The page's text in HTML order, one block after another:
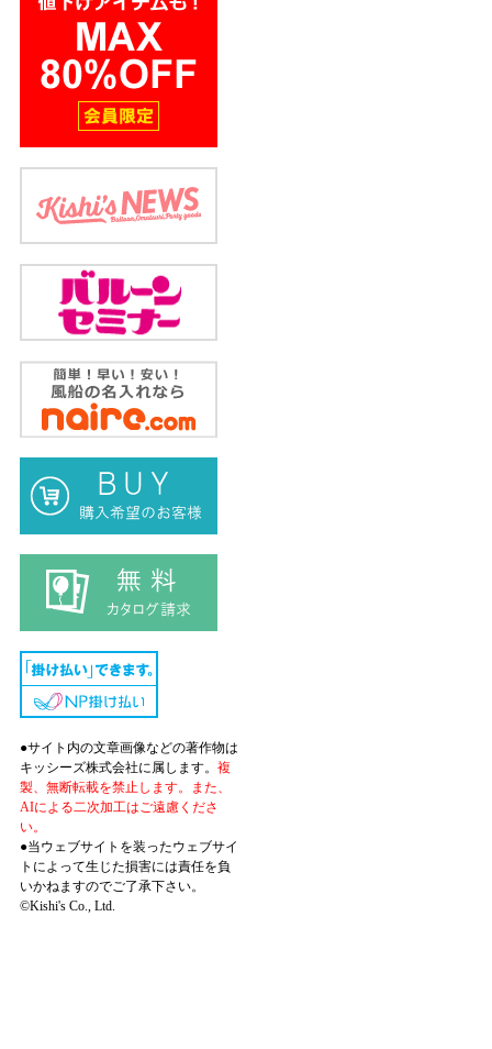
●サイト内の文章画像などの著作物は
キッシーズ株式会社に属します。 複
製、無断転載を禁止します。また、
AIによる二次加工はご遠慮くださ
い。
●当ウェブサイトを装ったウェブサイ
トによって生じた損害には責任を負
いかねますのでご了承下さい。
©Kishi's Co., Ltd.